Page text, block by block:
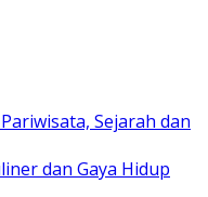
Sejarah dan
dan Gaya Hidup